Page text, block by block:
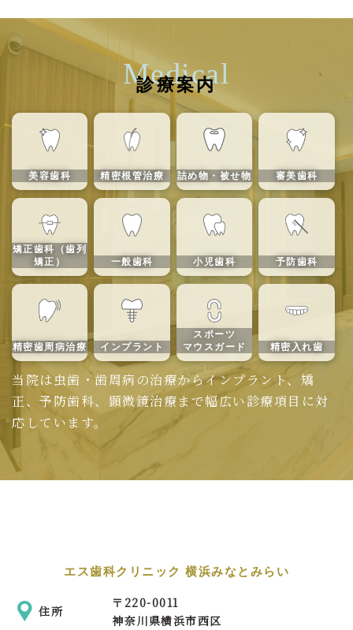
診療案内
Medical
当院は虫歯・歯周病の治療からインプラント、矯
正、予防歯科、顕微鏡治療まで幅広い診療項目に対
応しています。
美容歯科 精密根管治療 詰め物・被せ物 審美歯科
矯正歯科（歯列
矯正）
一般歯科 小児歯科 予防歯科
精密歯周病治療 インプラント
スポーツ
マウスガード
精密入れ歯
エス歯科クリニック 横浜みなとみらい
住所
〒 220-0011
神奈川県横浜市西区